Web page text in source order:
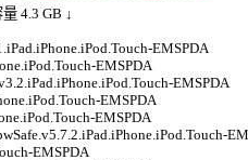
4.3 GB ↓
EMSPDA
EMSPDA
EMSPDA
EMSPDA
EMSPDA
EMSPDA